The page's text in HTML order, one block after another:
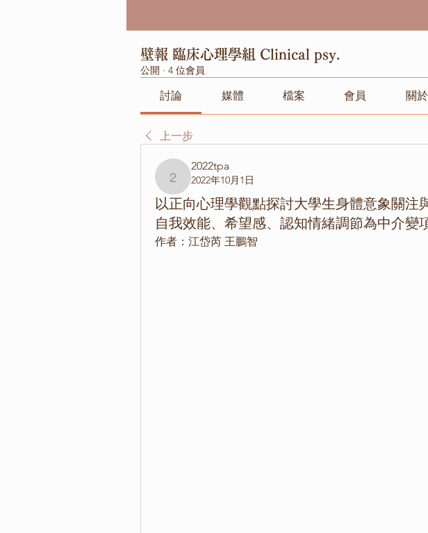
壁報 臨床心理學組 Clinical psy.
公開 · 4 位會員
討論 媒體 檔案 會員 關於
上一步
2022tpa
2022tpa
2022年10月1日
以正向心理學觀點探討大學生身體意象關注
自我效能、希望感、認知情緒調節為中介變
作者：江岱芮 王鵬智